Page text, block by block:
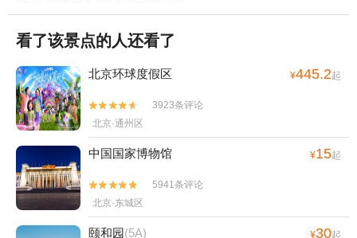
看了该景点的人还看了
北京环球度假区 ¥445.2起


3923条评论
北京·通州区
中国国家博物馆 ¥15起


5941条评论
北京·东城区
颐和园(5A) ¥30起